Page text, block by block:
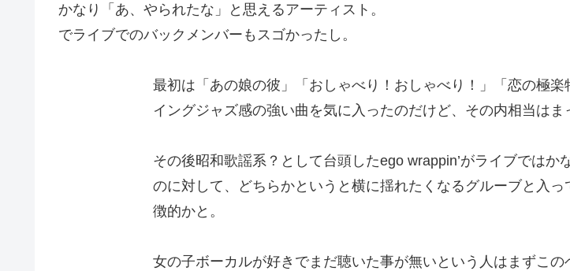
かなり「あ、やられたな」と思えるアーティスト。
でライブでのバックメンバーもスゴかったし。
最初は「あの娘の彼」「おしゃべり！おしゃべり！」「恋の極楽
イングジャズ感の強い曲を気に入ったのだけど、その内相当はま
その後昭和歌謡系？として台頭したego wrappin’がライブではか
のに対して、どちらかというと横に揺れたくなるグルーブと入っ
徴的かと。
女の子ボーカルが好きでまだ聴いた事が無いという人はまずこの